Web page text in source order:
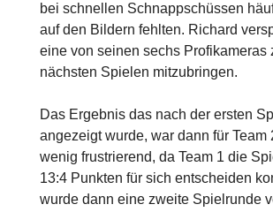
bei schnellen Schnappschüssen
auf den Bildern fehlten. Richard
eine von seinen sechs Profikameras
nächsten Spielen mitzubringen.
Das Ergebnis das nach der ersten
angezeigt wurde, war dann für Team
wenig frustrierend, da Team 1 die
13:4 Punkten für sich entscheiden
wurde dann eine zweite Spielrunde